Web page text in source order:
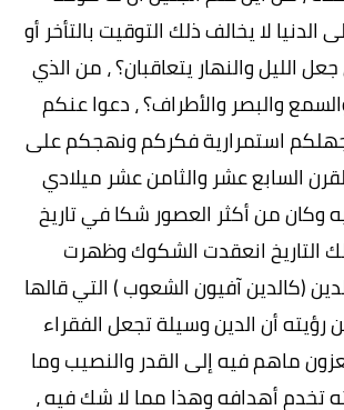
لا يخالف ذلك التوقيت بالتأخر أو
الليل والنهار يتعاقبان؟ ، من الذي
والبصر والأطراف؟ ، دعوا عنكم
استمرارية فكركم ونهجكم على
السابع عشر والثامن عشر ميلادي
وكان من أكثر العصور شكا في تاريخ
التاريخ انعقدت الشكوك وظهرت
(كالدين آفيون الشعوب ) التي قالها
أن الدين وسيلة تجعل الفقراء
ماهم فيه إلى القدر والنصيب وما
تخدم أهدافه وهذا مما لا شك فيه ،